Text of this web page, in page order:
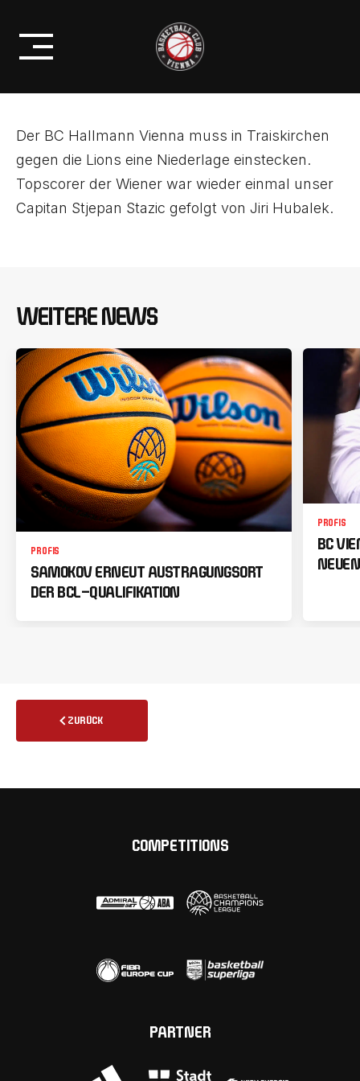
content
NIEDERLAGE GEGEN
TRAISKIRCHEN!
Der BC Hallmann Vienna muss in Traiskirchen
gegen die Lions eine Niederlage einstecken.
Topscorer der Wiener war wieder einmal unser
Capitan Stjepan Stazic gefolgt von Jiri Hubalek.
WEITERE NEWS
PROFIS
SAMOKOV ERNEUT AUSTRAGUNGSORT
DER BCL-QUALIFIKATION
PROFIS
BC
ZURÜCK
COMPETITIONS
PARTNER